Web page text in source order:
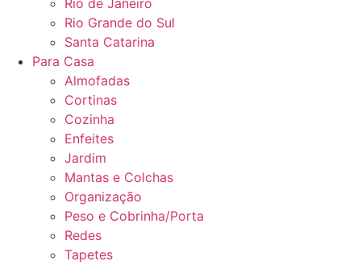
Rio de Janeiro
Rio Grande do Sul
Santa Catarina
Para Casa
Almofadas
Cortinas
Cozinha
Enfeites
Jardim
Mantas e Colchas
Organização
Peso e Cobrinha/Porta
Redes
Tapetes